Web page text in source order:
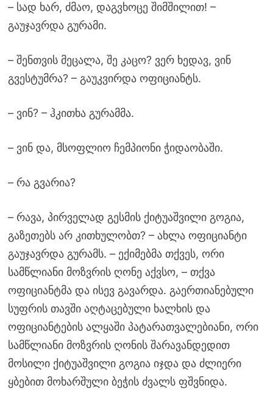
– სად ხარ, ძმაო, დაგვხოცე შიმშილით! –
გაუჯავრდა გურამი.
– შენთვის მეცალა, შე კაცო? ვერ ხედავ, ვინ
გვესტუმრა? – გაუკვირდა ოფიციანტს.
– ვინ? – ჰკითხა გურამმა.
– ვინ და, მსოფლიო ჩემპიონი ჭიდაობაში.
– რა გვარია?
– რავა, პირველად გესმის ქიტუაშვილი გოგია,
გაზეთებს არ კითხულობთ? – ახლა ოფიციანტი
გაუჯავრდა გურამს. – ექიმებმა თქვეს, ორი
სამწლიანი მოზვრის ღონე აქვსო, – თქვა
ოფიციანტმა და ისევ გავარდა. გაერთიანებული
სუფრის თავში აღტაცებული ხალხის და
ოფიციანტების ალყაში პატარათვალებიანი, ორი
სამწლიანი მოზვრის ღონის შარავანდედით
მოსილი ქიტუაშვილი გოგია იჯდა და ძლიერი
ყბებით მოხარშული ბეჭის ძვალს ფშვნიდა.